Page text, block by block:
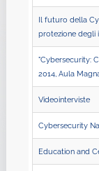
Il futuro della
protezione degli
"Cybersecurity:
2014, Aula
Videointerviste
Cybersecurity
Education and